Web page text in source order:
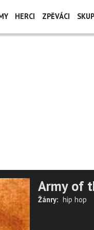
HERCI ZPĚVÁCI
Army of
Žánry: hip hop